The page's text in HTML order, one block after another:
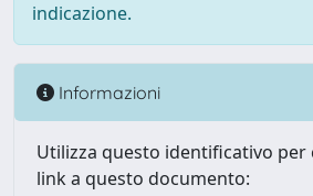
indicazione.
Informazioni
Utilizza questo identificativo per
link a questo documento: